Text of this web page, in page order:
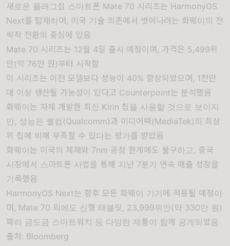
새로운 플래그십 스마트폰 Mate 70 시리즈는 HarmonyOS
Next를 탑재하며, 미국 기술 의존에서 벗어나려는 화웨이의 전
략적 전환의 중심에 있음
Mate 70 시리즈는 12월 4일 출시 예정이며, 가격은 5,499위
안(약 76만 원)부터 시작함
이 시리즈는 이전 모델보다 성능이 40% 향상되었으며, 1천만
대 이상 생산될 가능성이 있다고 Counterpoint는 분석했음
화웨이는 자체 개발한 최신 Kirin 칩을 사용할 것으로 보이지
만, 성능은 퀄컴(Qualcomm)과 미디어텍(MediaTek)의 최상
위 칩에 비해 부족할 수 있다는 평가를 받았음
화웨이는 미국의 제재와 7nm 공정 한계에도 불구하고, 중국
시장에서 스마트폰 사업을 통해 지난 7분기 연속 매출 성장을
기록했음
HarmonyOS Next는 향후 모든 화웨이 기기에 적용될 예정이
며, Mate 70 외에도 신형 태블릿, 23,999위안(약 330만 원)
짜리 금도금 스마트워치 등 다양한 제품이 함께 공개되었음
출처: Bloomberg